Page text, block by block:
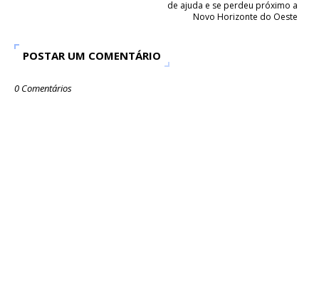
de ajuda e se perdeu próximo a
Novo Horizonte do Oeste
POSTAR UM COMENTÁRIO
0 Comentários